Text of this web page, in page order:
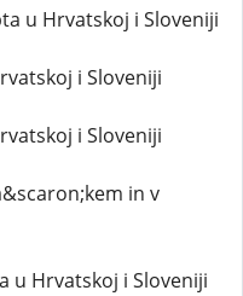
u Hrvatskoj i Sloveniji
i Sloveniji
i Sloveniji
in v
u Hrvatskoj i Sloveniji